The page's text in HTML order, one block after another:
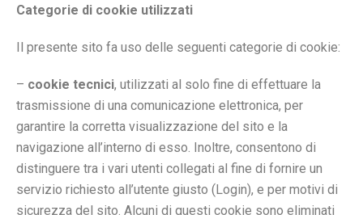
Categorie di cookie utilizzati
Il presente sito fa uso delle seguenti categorie di cookie:
– cookie tecnici, utilizzati al solo fine di effettuare la
trasmissione di una comunicazione elettronica, per
garantire la corretta visualizzazione del sito e la
navigazione all’interno di esso. Inoltre, consentono di
distinguere tra i vari utenti collegati al fine di fornire un
servizio richiesto all’utente giusto (Login), e per motivi di
sicurezza del sito. Alcuni di questi cookie sono eliminati